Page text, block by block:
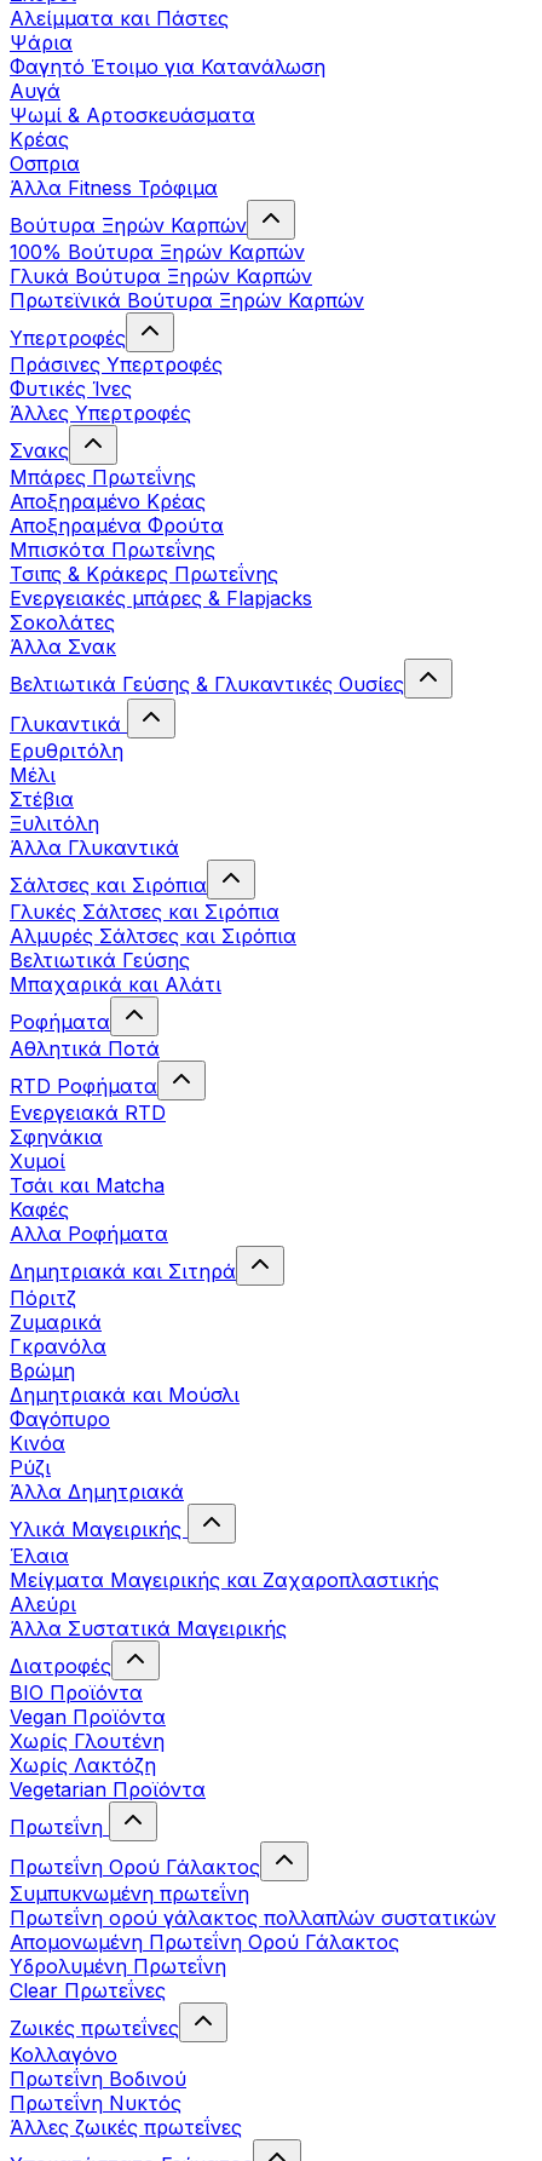
Αλείμματα και Πάστες
Ψάρια
Φαγητό Έτοιμο για Κατανάλωση
Αυγά
Ψωμί & Αρτοσκευάσματα
Κρέας
Οσπρια
Άλλα Fitness Τρόφιμα
Βούτυρα Ξηρών Καρπών
100% Βούτυρα Ξηρών Καρπών
Γλυκά Βούτυρα Ξηρών Καρπών
Πρωτεϊνικά Βούτυρα Ξηρών Καρπών
Υπερτροφές
Πράσινες Υπερτροφές
Φυτικές Ίνες
Άλλες Υπερτροφές
Σνακς
Μπάρες Πρωτεΐνης
Αποξηραμένο Κρέας
Αποξηραμένα Φρούτα
Μπισκότα Πρωτεΐνης
Τσιπς & Kράκερς Πρωτεΐνης
Ενεργειακές μπάρες & Flapjacks
Σοκολάτες
Άλλα Σνακ
Βελτιωτικά Γεύσης & Γλυκαντικές Ουσίες
Γλυκαντικά
Ερυθριτόλη
Μέλι
Στέβια
Ξυλιτόλη
Άλλα Γλυκαντικά
Σάλτσες και Σιρόπια
Γλυκές Σάλτσες και Σιρόπια
Αλμυρές Σάλτσες και Σιρόπια
Bελτιωτικά Γεύσης
Μπαχαρικά και Αλάτι
Ροφήματα
Αθλητικά Ποτά
RTD Ροφήματα
Ενεργειακά RTD
Σφηνάκια
Χυμοί
Τσάι και Matcha
Καφές
Αλλα Ροφήματα
Δημητριακά και Σιτηρά
Πόριτζ
Ζυμαρικά
Γκρανόλα
Βρώμη
Δημητριακά και Μούσλι
Φαγόπυρο
Κινόα
Ρύζι
Άλλα Δημητριακά
Υλικά Μαγειρικής
Έλαια
Μείγματα Μαγειρικής και Ζαχαροπλαστικής
Αλεύρι
Άλλα Συστατικά Μαγειρικής
Διατροφές
BIO Προϊόντα
Vegan Προϊόντα
Χωρίς Γλουτένη
Χωρίς Λακτόζη
Vegetarian Προϊόντα
Πρωτεΐνη
Πρωτεΐνη Ορού Γάλακτος
Συμπυκνωμένη πρωτεΐνη
Πρωτεΐνη ορού γάλακτος πολλαπλών συστατικών
Απομονωμένη Πρωτεΐνη Ορού Γάλακτος
Υδρολυμένη Πρωτεΐνη
Clear Πρωτεΐνες
Ζωικές πρωτεΐνες
Κολλαγόνο
Πρωτεΐνη Βοδινού
Πρωτεΐνη Νυκτός
Άλλες ζωικές πρωτεΐνες